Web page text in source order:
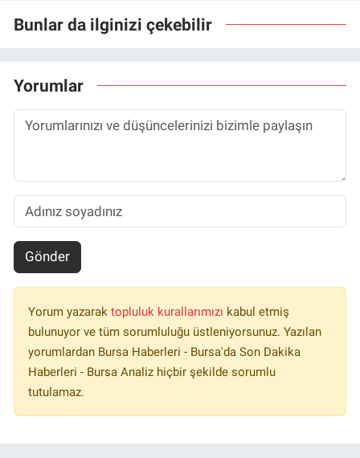
Bunlar da ilginizi çekebilir
Yorumlar
Gönder
Yorum yazarak topluluk kurallarımızı kabul etmiş
bulunuyor ve tüm sorumluluğu üstleniyorsunuz. Yazılan
yorumlardan Bursa Haberleri - Bursa'da Son Dakika
Haberleri - Bursa Analiz hiçbir şekilde sorumlu
tutulamaz.